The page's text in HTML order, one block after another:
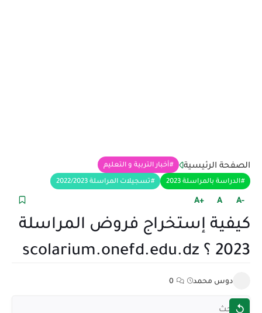
الصفحة الرئيسية أخبار التربية و التعليم
الدراسة بالمراسلة 2023 تسجيلات المراسلة 2022/2023
+A A -A
كيفية إستخراج فروض المراسلة
2023 ؟ scolarium.onefd.edu.dz
دوس محمد 0